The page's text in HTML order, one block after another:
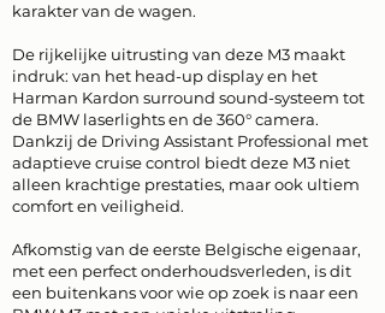
karakter van de wagen.
De rijkelijke uitrusting van deze M3 maakt
indruk: van het head-up display en het
Harman Kardon surround sound-systeem tot
de BMW laserlights en de 360° camera.
Dankzij de Driving Assistant Professional met
adaptieve cruise control biedt deze M3 niet
alleen krachtige prestaties, maar ook ultiem
comfort en veiligheid.
Afkomstig van de eerste Belgische eigenaar,
met een perfect onderhoudsverleden, is dit
een buitenkans voor wie op zoek is naar een